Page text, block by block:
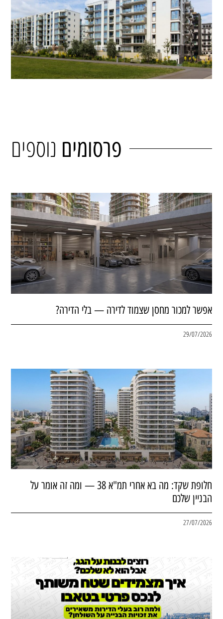
פרסומים נוספים
אפשר למכור מחסן שצמוד לדירה — בלי הדירה?
29/07/2026
חלופת שקד: מה בא אחרי תמ"א 38 — ומה זה אומר על
הבניין שלכם
27/07/2026